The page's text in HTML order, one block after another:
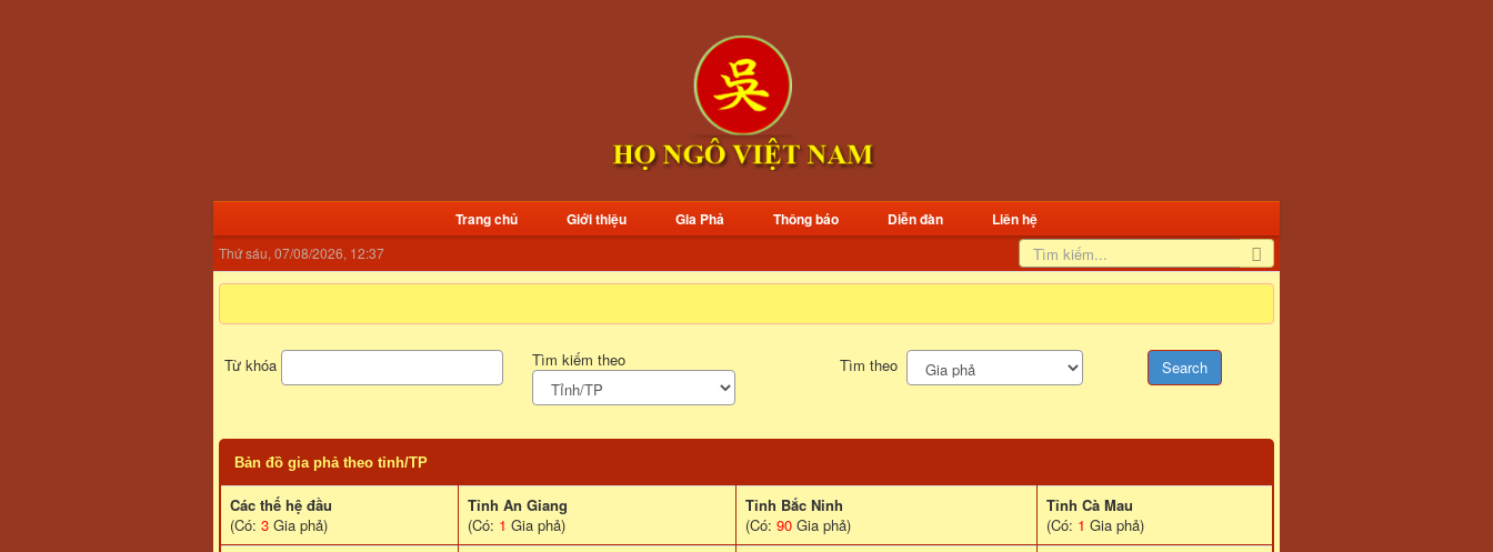
Trang chủ Giới thiệu Gia Phả Thông báo Diễn đàn Liên hệ
Thứ sáu, 07/08/2026, 12:37
Từ khóa Tìm kiếm theo Tìm theo
Bản đồ gia phả theo tỉnh/TP
Các thế hệ đầu
(Có: 3 Gia phả)
Tỉnh An Giang
(Có: 1 Gia phả)
Tỉnh Bắc Ninh
(Có: 90 Gia phả)
Tỉnh Cà Mau
(Có: 1 Gia phả)